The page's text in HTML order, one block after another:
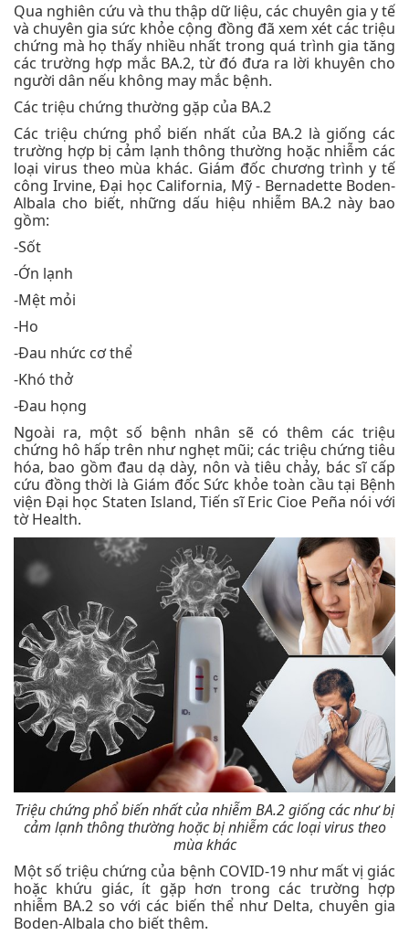
Qua nghiên cứu và thu thập dữ liệu, các chuyên gia y tế
và chuyên gia sức khỏe cộng đồng đã xem xét các triệu
chứng mà họ thấy nhiều nhất trong quá trình gia tăng
các trường hợp mắc BA.2, từ đó đưa ra lời khuyên cho
người dân nếu không may mắc bệnh.
Các triệu chứng thường gặp của BA.2
Các triệu chứng phổ biến nhất của BA.2 là giống các
trường hợp bị cảm lạnh thông thường hoặc nhiễm các
loại virus theo mùa khác. Giám đốc chương trình y tế
công Irvine, Đại học California, Mỹ - Bernadette Boden-
Albala cho biết, những dấu hiệu nhiễm BA.2 này bao
gồm:
-Sốt
-Ớn lạnh
-Mệt mỏi
-Ho
-Đau nhức cơ thể
-Khó thở
-Đau họng
Ngoài ra, một số bệnh nhân sẽ có thêm các triệu
chứng hô hấp trên như nghẹt mũi; các triệu chứng tiêu
hóa, bao gồm đau dạ dày, nôn và tiêu chảy, bác sĩ cấp
cứu đồng thời là Giám đốc Sức khỏe toàn cầu tại Bệnh
viện Đại học Staten Island, Tiến sĩ Eric Cioe Peña nói với
tờ Health.
Triệu chứng phổ biến nhất của nhiễm BA.2 giống các như bị
cảm lạnh thông thường hoặc bị nhiễm các loại virus theo
mùa khác
Một số triệu chứng của bệnh COVID-19 như mất vị giác
hoặc khứu giác, ít gặp hơn trong các trường hợp
nhiễm BA.2 so với các biến thể như Delta, chuyên gia
Boden-Albala cho biết thêm.